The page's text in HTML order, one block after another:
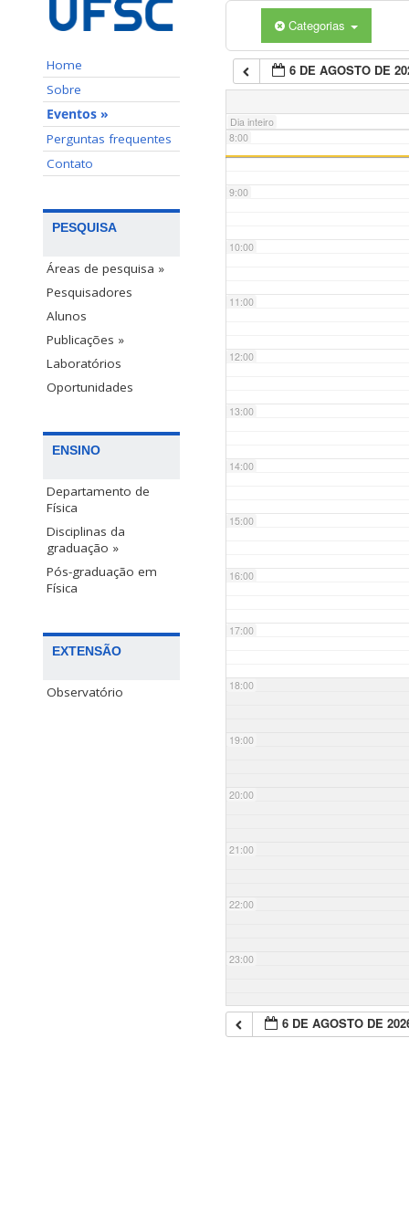
Home
Sobre
Eventos »
Perguntas frequentes
Contato
PESQUISA
Áreas de pesquisa »
Pesquisadores
Alunos
Publicações »
Laboratórios
Oportunidades
ENSINO
Departamento de
Física
Disciplinas da
graduação »
Pós-graduação em
Física
EXTENSÃO
Observatório
Categorias
6 DE AGOSTO DE
Dia inteiro
7:00
8:00
9:00
10:00
11:00
12:00
13:00
14:00
15:00
16:00
17:00
18:00
19:00
20:00
21:00
22:00
23:00
6 DE AGOSTO DE